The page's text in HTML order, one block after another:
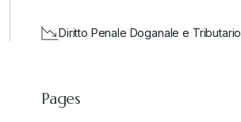
Diritto Penale Doganale e Tributario
Pages